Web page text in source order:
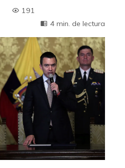
191
4 min. de lectura